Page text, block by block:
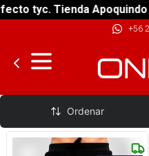
tyc. Tienda Apoquindo
+56
Buzo Hombre
Ordenar